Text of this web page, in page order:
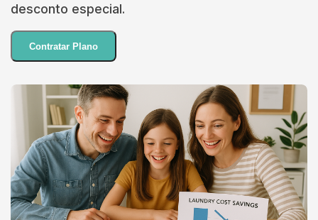
desconto especial.
Contratar Plano